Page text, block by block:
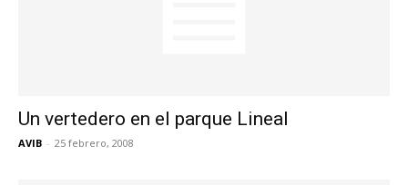
Un vertedero en el parque Lineal
AVIB - 25 febrero, 2008